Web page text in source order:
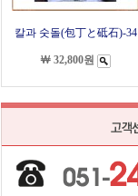
칼과 숫돌(包丁と砥石)-34
￦ 32,800원